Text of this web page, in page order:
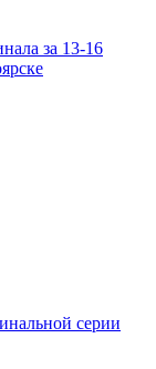
за 13-16
серии